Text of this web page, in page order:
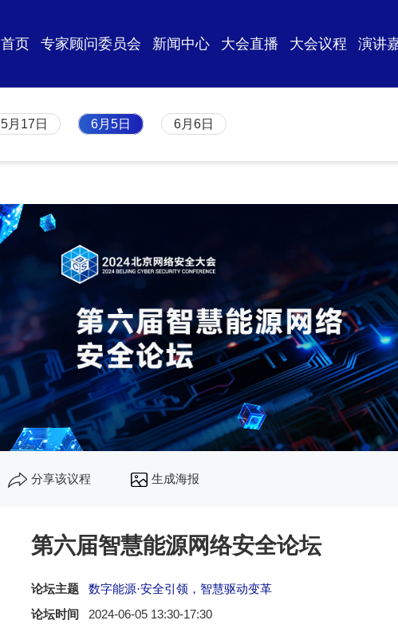
首页 专家顾问委员会 新闻中心 大会直播 大会议程 演讲
5月17日 6月5日 6月6日
分享该议程 生成海报
第六届智慧能源网络安全论坛
论坛主题 数字能源·安全引领，智慧驱动变革
论坛时间
2024-06-05 13:30-17:30